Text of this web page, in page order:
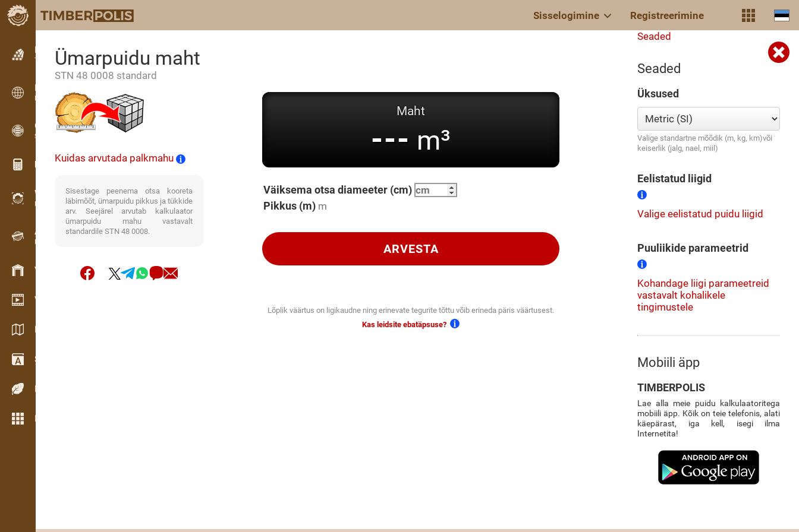
Sisselogimine Registreerimine
Kuulutused
Tekstkuulutused
Kuulutused
Rahvusvahelised kuulutused
OPTI-TIMB
Saekavad
Puidu kalkulaatorid
WoodProfi
Puidumaht AI-ga
Andmesalvesti
Puidu inventuur välitöödel
Varude haldamine
Videogalerii
Kataloogid / Brošüürid
Sõnastik
Puiduliigid
Rohkem funktsioone
Ümarpuidu maht
STN 48 0008 standard
Kuidas arvutada palkmahu
Sisestage peenema otsa kooreta
läbimõõt, ümarpuidu pikkus ja tükkide
arv. Seejärel arvutab kalkulaator
ümarpuidu mahu vastavalt
standardile STN 48 0008.
Maht
--- m³
Väiksema otsa diameeter (cm)
Pikkus (m)
ARVESTA
Lõplik väärtus on ligikaudne ning erinevate tegurite tõttu võib erineda päris väärtusest.
Kas leidsite ebatäpsuse?
Seaded
Seaded
Üksused
Valige standartne mõõdik (m, kg, km)või
keiserlik (jalg, nael, miil)
Eelistatud liigid
Valige eelistatud puidu liigid
Puuliikide parameetrid
Kohandage liigi parameetreid
vastavalt kohalikele
tingimustele
Mobiili äpp
TIMBERPOLIS
Lae alla meie puidu kalkulaatoritega
mobiili äpp. Kõik on teie telefonis, alati
käepärast, iga kell, isegi ilma
Internetita!